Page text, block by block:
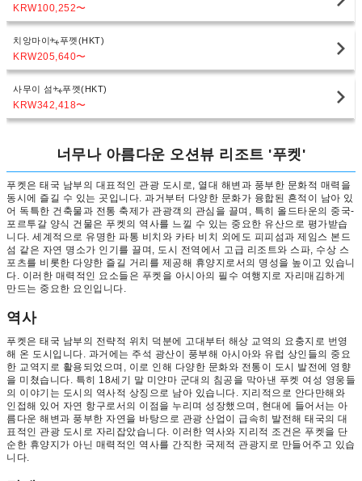
KRW100,252〜
치앙마이 푸껫(HKT)
KRW205,640〜
사무이 섬 푸껫(HKT)
KRW342,418〜
너무나 아름다운 오션뷰 리조트 '푸켓'
푸켓은 태국 남부의 대표적인 관광 도시로, 열대 해변과 풍부한 문화적 매력을
동시에 즐길 수 있는 곳입니다. 과거부터 다양한 문화가 융합된 흔적이 남아 있
어 독특한 건축물과 전통 축제가 관광객의 관심을 끌며, 특히 올드타운의 중국-
포르투갈 양식 건물은 푸켓의 역사를 느낄 수 있는 중요한 유산으로 평가받습
니다. 세계적으로 유명한 파통 비치와 카타 비치 외에도 피피섬과 제임스 본드
섬 같은 자연 명소가 인기를 끌며, 도시 전역에서 고급 리조트와 스파, 수상 스
포츠를 비롯한 다양한 즐길 거리를 제공해 휴양지로서의 명성을 높이고 있습니
다. 이러한 매력적인 요소들은 푸켓을 아시아의 필수 여행지로 자리매김하게
만드는 중요한 요인입니다.
역사
푸켓은 태국 남부의 전략적 위치 덕분에 고대부터 해상 교역의 요충지로 번영
해 온 도시입니다. 과거에는 주석 광산이 풍부해 아시아와 유럽 상인들의 중요
한 교역지로 활용되었으며, 이로 인해 다양한 문화와 전통이 도시 발전에 영향
을 미쳤습니다. 특히 18세기 말 미얀마 군대의 침공을 막아낸 푸켓 여성 영웅들
의 이야기는 도시의 역사적 상징으로 남아 있습니다. 지리적으로 안다만해와
인접해 있어 자연 항구로서의 이점을 누리며 성장했으며, 현대에 들어서는 아
름다운 해변과 풍부한 자연을 바탕으로 관광 산업이 급속히 발전해 태국의 대
표적인 관광 도시로 자리잡았습니다. 이러한 역사와 지리적 조건은 푸켓을 단
순한 휴양지가 아닌 매력적인 역사를 간직한 국제적 관광지로 만들어주고 있습
니다.